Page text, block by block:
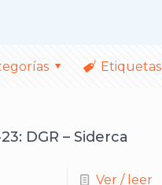
Etiquetas
DGR – Siderca
Ver / leer